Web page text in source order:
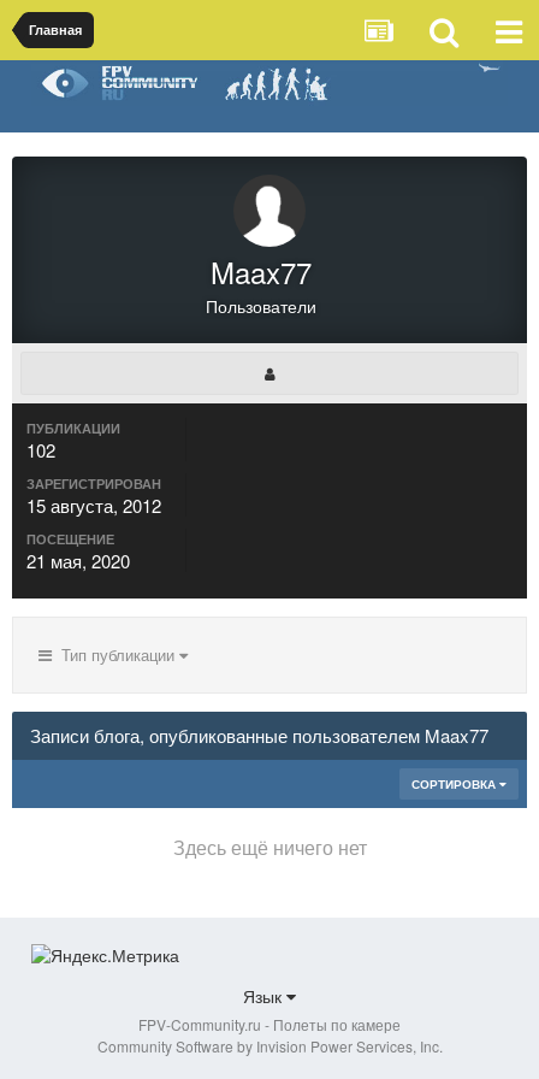
Главная
Maax77
Пользователи
ПУБЛИКАЦИИ
102
ЗАРЕГИСТРИРОВАН
15 августа, 2012
ПОСЕЩЕНИЕ
21 мая, 2020
Тип публикации
Записи блога, опубликованные пользователем Maax77
СОРТИРОВКА
Здесь ещё ничего нет
Язык
FPV-Community.ru - Полеты по камере
Community Software by Invision Power Services, Inc.